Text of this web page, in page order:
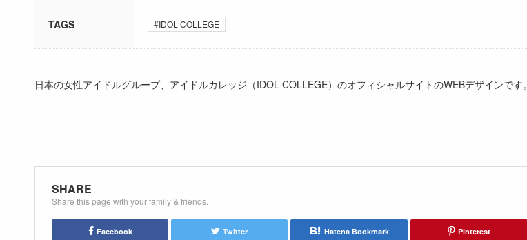
TAGS #IDOL COLLEGE
日本の女性アイドルグループ、アイドルカレッジ（IDOL COLLEGE）のオフィシャルサイトのWEBデザインです。
SHARE
Share this page with your family & friends.
Facebook Twitter Hatena Bookmark Pinterest